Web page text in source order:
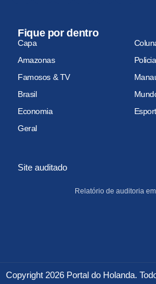
Fique por dentro
Capa
Amazonas
Famosos & TV
Brasil
Economia
Geral
Site auditado
Relatório de auditoria
Copyright 2026 Portal do Holanda.